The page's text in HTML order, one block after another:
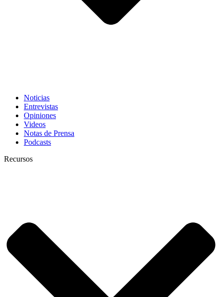
Noticias
Entrevistas
Opiniones
Videos
Notas de Prensa
Podcasts
Recursos